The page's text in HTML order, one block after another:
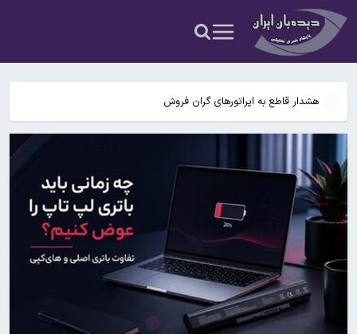
کارهای مجلس برسد
کیهان خطاب به مخالفان تجمعات شبانه: اجتماعات را به جلوی در و دیوار
لانه‌های خائنان داخلی منتقل می‌کنیم
رئیس اتحادیه بنکداران مواد غذایی تهران: برنج آمریکایی از عراق به ایران
قاچاق می شود / فروش این برنج ممنوع است!
هشدار قاطع به اپراتورهای گران فروش
دستگیری متهم متواری مخل نظام ارزی کشور در پیرانشهر
نقدعلی، نماینده مجلس: قالیباف از مسئولیت مذاکرات استعفا دهد تا به
کارهای مجلس برسد
کیهان خطاب به مخالفان تجمعات شبانه: اجتماعات را به جلوی در و دیوار
لانه‌های خائنان داخلی منتقل می‌کنیم
رئیس اتحادیه بنکداران مواد غذایی تهران: برنج آمریکایی از عراق به ایران
قاچاق می شود / فروش این برنج ممنوع است!